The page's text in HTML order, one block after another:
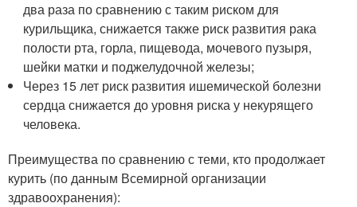
два раза по сравнению с таким риском для
курильщика, снижается также риск развития рака
полости рта, горла, пищевода, мочевого пузыря,
шейки матки и поджелудочной железы;
Через 15 лет риск развития ишемической болезни
сердца снижается до уровня риска у некурящего
человека.
Преимущества по сравнению с теми, кто продолжает
курить (по данным Всемирной организации
здравоохранения):